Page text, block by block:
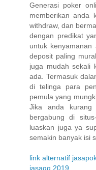
Generasi poker
memberikan anda
withdraw, dan
dengan predikat
untuk
deposit paling
juga mudah sekali
ada. Termasuk
di telinga para
pemula yang
Jika anda kurang
bergabung di
luaskan juga ya
semakin banyak isi
link alternatif
jasaqq 2019